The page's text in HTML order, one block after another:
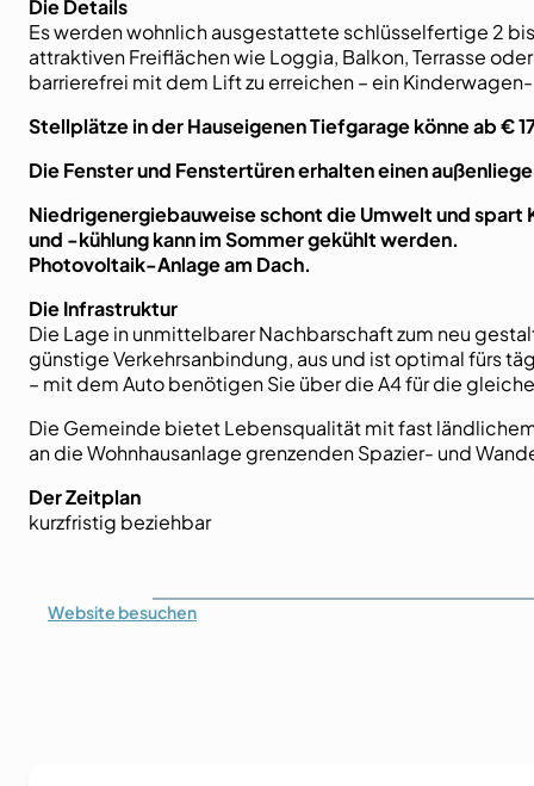
Die Details
Es werden wohnlich ausgestattete schlüsselfertige 2
attraktiven Freiflächen wie Loggia, Balkon, Terrasse
barrierefrei mit dem Lift zu erreichen – ein
Stellplätze in der Hauseigenen Tiefgarage könne ab €
Die Fenster und Fenstertüren erhalten einen
Niedrigenergiebauweise schont die Umwelt und
und -kühlung kann im Sommer gekühlt werden.
Photovoltaik-Anlage am Dach.
Die Infrastruktur
Die Lage in unmittelbarer Nachbarschaft zum neu
günstige Verkehrsanbindung, aus und ist optimal fürs
– mit dem Auto benötigen Sie über die A4 für die
Die Gemeinde bietet Lebensqualität mit fast
an die Wohnhausanlage grenzenden Spazier- und
Der Zeitplan
kurzfristig beziehbar
Website besuchen